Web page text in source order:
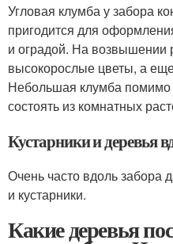
Угловая клумба у забора
пригодится для
и оградой. На возвышении
высокорослые цветы, а
Небольшая клумба
состоять из комнатных
Кустарники и деревья
Очень часто вдоль забора
и кустарники.
Какие деревья